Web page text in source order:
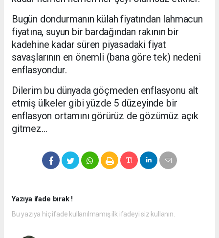
Bugün dondurmanın külah fiyatından lahmacun
fiyatına, suyun bir bardağından rakının bir
kadehine kadar süren piyasadaki fiyat
savaşlarının en önemli (bana göre tek) nedeni
enflasyondur.
Dilerim bu dünyada göçmeden enflasyonu alt
etmiş ülkeler gibi yüzde 5 düzeyinde bir
enflasyon ortamını görürüz de gözümüz açık
gitmez…
Yazıya ifade bırak !
Bu yazıya hiç ifade kullanılmamış ilk ifadeyi siz kullanın.